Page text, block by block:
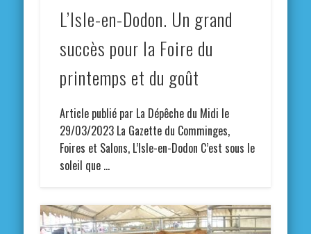
L’Isle-en-Dodon. Un grand
succès pour la Foire du
printemps et du goût
Article publié par La Dépêche du Midi le
29/03/2023 La Gazette du Comminges,
Foires et Salons, L’Isle-en-Dodon C’est sous le
soleil que …